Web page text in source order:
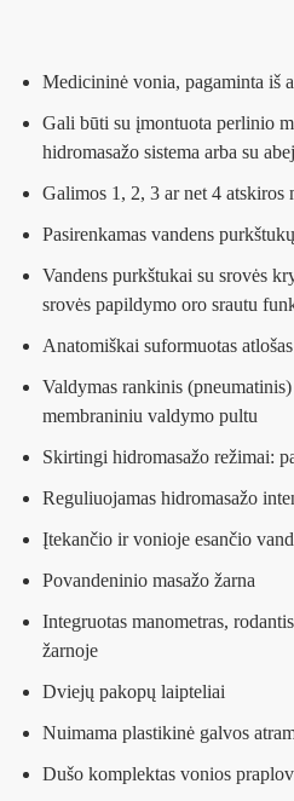
Medicininė vonia, pagaminta iš
Gali būti su įmontuota perlinio
hidromasažo sistema arba su
Galimos 1, 2, 3 ar net 4 atskiros
Pasirenkamas vandens
Vandens purkštukai su srovės
srovės papildymo oro srautu
Anatomiškai suformuotas
Valdymas rankinis
membraniniu valdymo pultu
Skirtingi hidromasažo režimai:
Reguliuojamas hidromasažo
Įtekančio ir vonioje esančio
Povandeninio masažo žarna
Integruotas manometras,
žarnoje
Dviejų pakopų laipteliai
Nuimama plastikinė galvos
Dušo komplektas vonios